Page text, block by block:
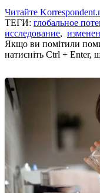
Читайте
ТЕГИ: глобальное
исследование,
Якщо ви помітили
натисніть Ctrl + Enter,